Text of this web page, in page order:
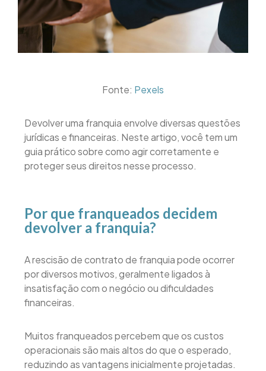
Fonte: Pexels
Devolver uma franquia envolve diversas questões
jurídicas e financeiras. Neste artigo, você tem um
guia prático sobre como agir corretamente e
proteger seus direitos nesse processo.
Por que franqueados decidem
devolver a franquia?
A rescisão de contrato de franquia pode ocorrer
por diversos motivos, geralmente ligados à
insatisfação com o negócio ou dificuldades
financeiras.
Muitos franqueados percebem que os custos
operacionais são mais altos do que o esperado,
reduzindo as vantagens inicialmente projetadas.